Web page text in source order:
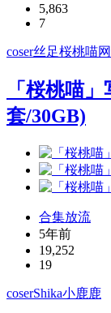
5,863
7
coser丝足桜桃喵
「桜桃喵
套/30GB)
合集放流
5年前
19,252
19
coserShika小鹿鹿